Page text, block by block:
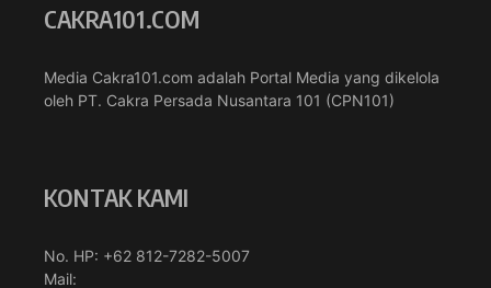
CAKRA101.COM
Media Cakra101.com adalah Portal Media yang dikelola
oleh PT. Cakra Persada Nusantara 101 (CPN101)
KONTAK KAMI
No. HP: +62 812-7282-5007
Mail: